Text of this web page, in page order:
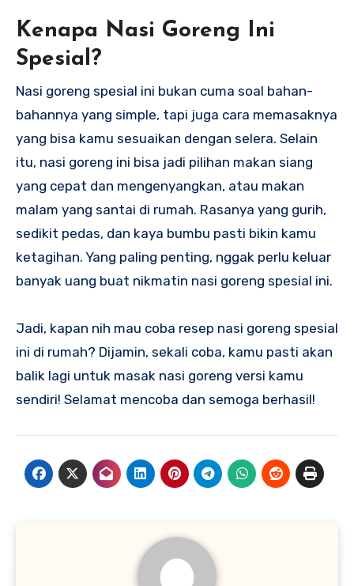
Kenapa Nasi Goreng Ini
Spesial?
Nasi goreng spesial ini bukan cuma soal bahan-
bahannya yang simple, tapi juga cara memasaknya
yang bisa kamu sesuaikan dengan selera. Selain
itu, nasi goreng ini bisa jadi pilihan makan siang
yang cepat dan mengenyangkan, atau makan
malam yang santai di rumah. Rasanya yang gurih,
sedikit pedas, dan kaya bumbu pasti bikin kamu
ketagihan. Yang paling penting, nggak perlu keluar
banyak uang buat nikmatin nasi goreng spesial ini.
Jadi, kapan nih mau coba resep nasi goreng spesial
ini di rumah? Dijamin, sekali coba, kamu pasti akan
balik lagi untuk masak nasi goreng versi kamu
sendiri! Selamat mencoba dan semoga berhasil!